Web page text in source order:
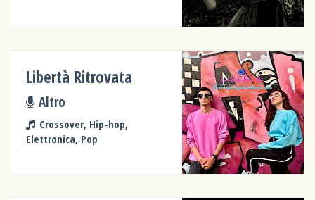
Libertà Ritrovata
Altro
Crossover, Hip-hop,
Elettronica, Pop